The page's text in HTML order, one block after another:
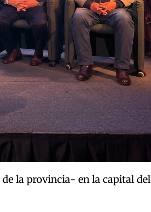
la provincia- en la capital del